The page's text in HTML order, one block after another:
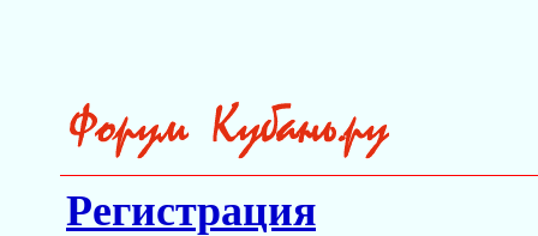
Регистрация